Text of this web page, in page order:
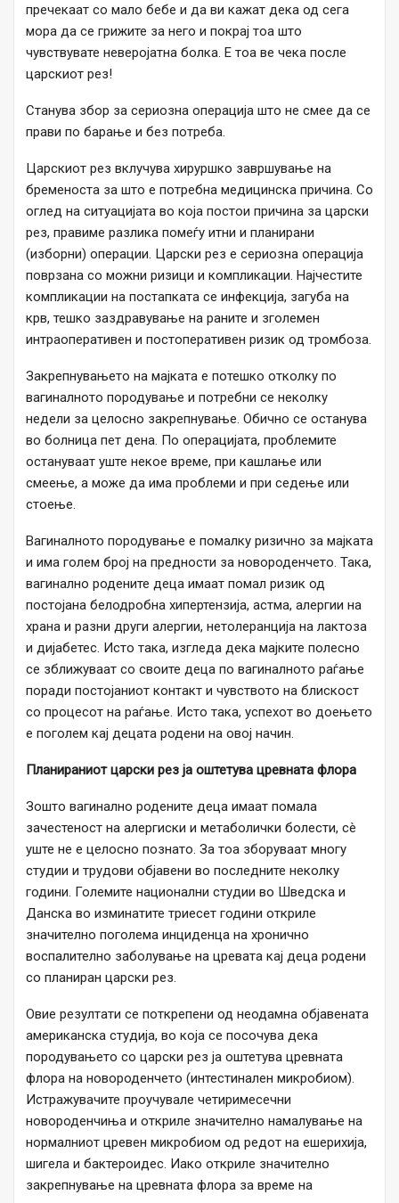
пречекаат со мало бебе и да ви кажат дека од сега
мора да се грижите за него и покрај тоа што
чувствувате неверојатна болка. Е тоа ве чека после
царскиот рез!
Станува збор за сериозна операција што не смее да се
прави по барање и без потреба.
Царскиот рез вклучува хируршко завршување на
бременоста за што е потребна медицинска причина. Со
оглед на ситуацијата во која постои причина за царски
рез, правиме разлика помеѓу итни и планирани
(изборни) операции. Царски рез е сериозна операција
поврзана со можни ризици и компликации. Најчестите
компликации на постапката се инфекција, загуба на
крв, тешко заздравување на раните и зголемен
интраоперативен и постоперативен ризик од тромбоза.
Закрепнувањето на мајката е потешко отколку по
вагиналното породување и потребни се неколку
недели за целосно закрепнување. Обично се останува
во болница пет дена. По операцијата, проблемите
остануваат уште некое време, при кашлање или
смеење, а може да има проблеми и при седење или
стоење.
Вагиналното породување е помалку ризично за мајката
и има голем број на предности за новороденчето. Така,
вагинално родените деца имаат помал ризик од
постојана белодробна хипертензија, астма, алергии на
храна и разни други алергии, нетолеранција на лактоза
и дијабетес. Исто така, изгледа дека мајките полесно
се зближуваат со своите деца по вагиналното раѓање
поради постојаниот контакт и чувството на блискост
со процесот на раѓање. Исто така, успехот во доењето
е поголем кај децата родени на овој начин.
Планираниот царски рез ја оштетува цревната флора
Зошто вагинално родените деца имаат помала
зачестеност на алергиски и метаболички болести, сè
уште не е целосно познато. За тоа зборуваат многу
студии и трудови објавени во последните неколку
години. Големите национални студии во Шведска и
Данска во изминатите триесет години откриле
значително поголема инциденца на хронично
воспалително заболување на цревата кај деца родени
со планиран царски рез.
Овие резултати се поткрепени од неодамна објавената
американска студија, во која се посочува дека
породувањето со царски рез ја оштетува цревната
флора на новороденчето (интестинален микробиом).
Истражувачите проучувале четиримесечни
новороденчиња и откриле значително намалување на
нормалниот цревен микробиом од редот на ешерихија,
шигела и бактероидес. Иако откриле значително
закрепнување на цревната флора за време на